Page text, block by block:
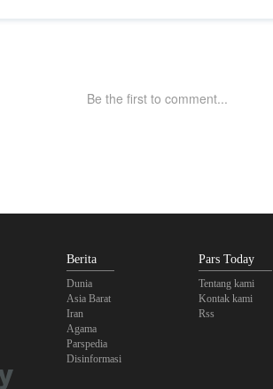
Berita
Dunia
Asia Barat
Iran
Agama
Parspedia
Disinformasi
Pars Today
Tentang kami
Kontak kami
Rss